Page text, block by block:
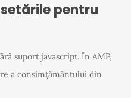
pentru
suport javascript. În AMP,
a consimțământului din